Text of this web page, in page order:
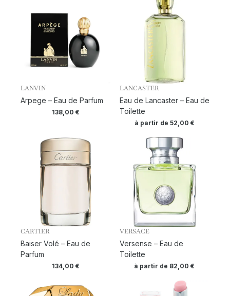
LANVIN
Arpege – Eau de Parfum
138,00 €
LANCASTER
Eau de Lancaster – Eau de
Toilette
à partir de 52,00 €
CARTIER
Baiser Volé – Eau de
Parfum
134,00 €
VERSACE
Versense – Eau de
Toilette
à partir de 82,00€